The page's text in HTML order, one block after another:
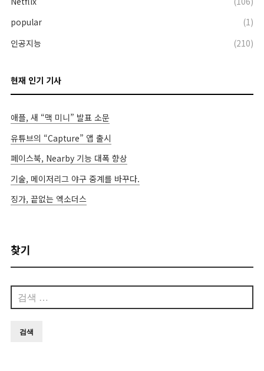
popular
(1)
인공지능
(210)
현재 인기 기사
애플, 새 “맥 미니” 발표 소문
유튜브의 “Capture” 앱 출시
페이스북, Nearby 기능 대폭 향상
기술, 메이저리그 야구 중계를 바꾸다.
징가, 끝없는 엑소더스
찾기
색: